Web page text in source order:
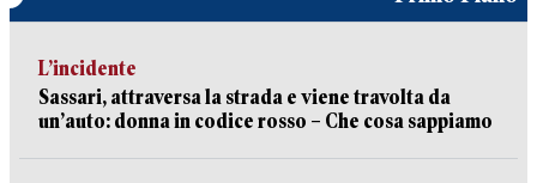
L’incidente
Sassari, attraversa la strada e viene travolta da
un’auto: donna in codice rosso – Che cosa sappiamo